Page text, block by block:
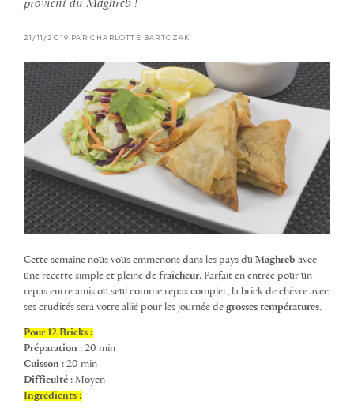
provient du Maghreb !
21/11/2019 PAR CHARLOTTE BARTCZAK
Cette semaine nous vous emmenons dans les pays du Maghreb avec
une recette simple et pleine de fraîcheur. Parfait en entrée pour un
repas entre amis ou seul comme repas complet, la brick de chèvre avec
ses crudités sera votre allié pour les journée de grosses températures.
Pour 12 Bricks :
Préparation : 20 min
Cuisson : 20 min
Difficulté : Moyen
Ingrédients :